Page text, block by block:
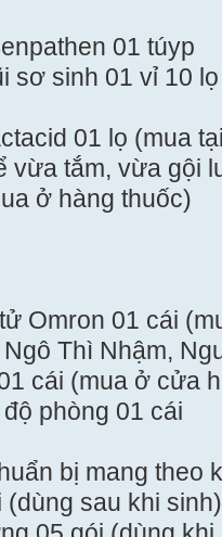
01 túyp
sơ sinh 01 vỉ 10
01 lọ (mua
vừa tắm, vừa gội
ở hàng thuốc)
Omron 01 cái
Thì Nhậm,
cái (mua ở cửa
phòng 01 cái
bị mang theo
(dùng sau khi sinh)